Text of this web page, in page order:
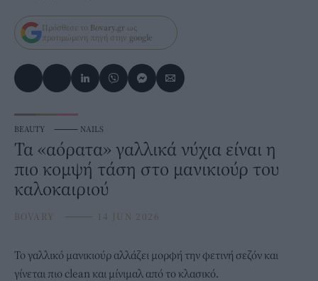
Πρόσθεσε το Bovary.gr ως
προτιμώμενη πηγή στην google
BEAUTY ⸻ NAILS
Τα «αόρατα» γαλλικά νύχια είναι η
πιο κομψή τάση στο μανικιούρ του
καλοκαιριού
BOVARY ⸻ 14 JUN 2026
Τογαλλικό μανικιούρ αλλάζει μορφή την φετινή σεζόν και
γίνεται πιο clean και μίνιμαλ από το κλασικό.